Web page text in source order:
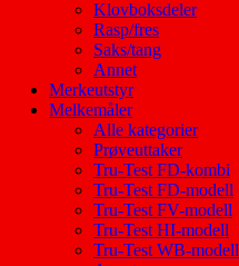
Klovboksdeler
Rasp/fres
Saks/tang
Annet
Merkeutstyr
Melkemåler
Alle kategorier
Prøveuttaker
Tru-Test FD-kombi
Tru-Test FD-modell
Tru-Test FV-modell
Tru-Test HI-modell
Tru-Test WB-modell